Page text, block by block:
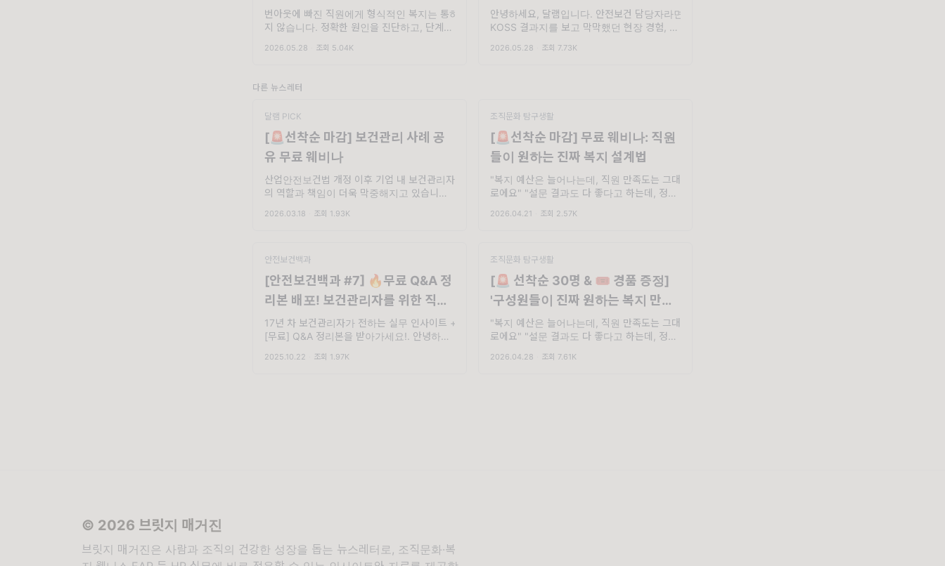
번아웃에 빠진 직원에게 형식적인 복지는 통하
지 않습니다. 정확한 원인을 진단하고, 단계에
아웃 조기 신호를 포착하는 방법부터 즉시 실
2026.05.28 조회 5.04K
관리까지
안녕하세요, 달램입니다. 안전보건 담당자라면
KOSS 결과지를 보고 막막했던 현장 경험, 한
사후관리 인프라가 없어 고민 중이신 전국
2026.05.28 조회 7.73K
다른 뉴스레터
달램 PICK
[🚨선착순 마감] 보건관리 사례 공
유 무료 웨비나
산업안전보건법 개정 이후 기업 내 보건관리자
의 역할과 책임이 더욱 막중해지고 있습니다.
로 필요한 프로그램은 무엇인지", 그리고 "도입
2026.03.18 조회 1.93K
조직문화 탐구생활
[🚨선착순 마감] 무료 웨비나: 직원
들이 원하는 진짜 복지 설계법
"복지 예산은 늘어나는데, 직원 만족도는 그대
로에요" "설문 결과도 다 좋다고 하는데, 정작
제일까요? 아니면 복지를 설계하는 과정 자
2026.04.21 조회 2.57K
안전보건백과
[안전보건백과 #7] 🔥무료 Q&A 정
리본 배포! 보건관리자를 위한 직무
스트레스 관리 웨비나 핵심 요약
17년 차 보건관리자가 전하는 실무 인사이트 +
[무료] Q&A 정리본을 받아가세요!. 안녕하세
다는 소식 들으셨나요? ❄️ 지난 10월 20일,
2025.10.22 조회 1.97K
조직문화 탐구생활
[🚨 선착순 30명 & 🎟️ 경품 증정]
'구성원들이 진짜 원하는 복지 만들
기' 무료 웨비나
"복지 예산은 늘어나는데, 직원 만족도는 그대
로에요" "설문 결과도 다 좋다고 하는데, 정작
문제일까요? 아니면 복지를 설계하는 과
2026.04.28 조회 7.61K
© 2026 브릿지 매거진
브릿지 매거진은 사람과 조직의 건강한 성장을 돕는 뉴스레터로, 조직문화·복